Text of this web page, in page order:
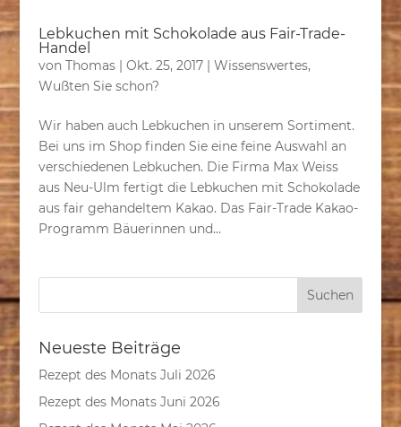
Lebkuchen mit Schokolade aus Fair-Trade-
Handel
von Thomas| Okt. 25, 2017| Wissenswertes,
Wußten Sie schon?
Wir haben auch Lebkuchen in unserem Sortiment.
Bei uns im Shop finden Sie eine feine Auswahl an
verschiedenen Lebkuchen. Die Firma Max Weiss
aus Neu-Ulm fertigt die Lebkuchen mit Schokolade
aus fair gehandeltem Kakao. Das Fair-Trade Kakao-
Programm Bäuerinnen und...
Neueste Beiträge
Rezept des Monats Juli 2026
Rezept des Monats Juni 2026